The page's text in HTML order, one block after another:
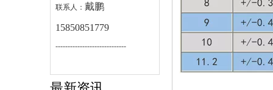
联系人： 戴鹏
15850851779
-----------------------------